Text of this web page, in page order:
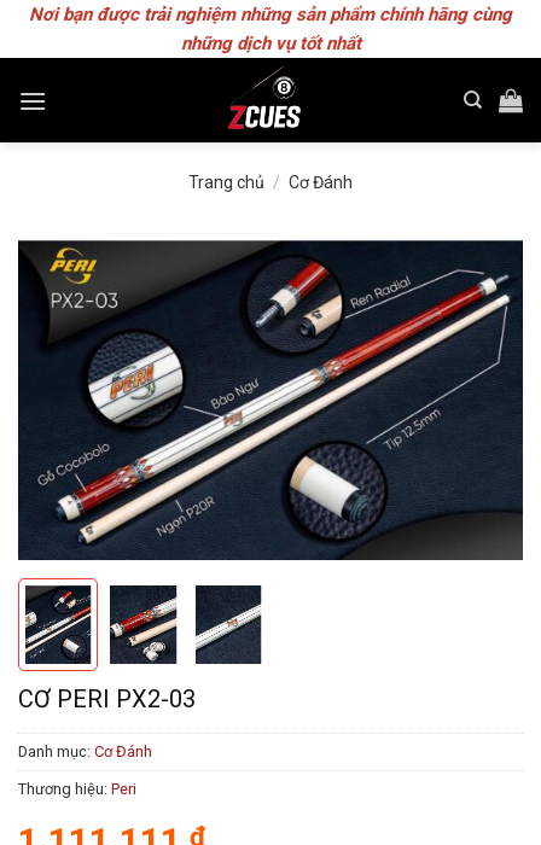
SkipNơi bạn được trải nghiệm những sản phẩm chính hãng cùng
những dịch vụ tốt nhất
Trang chủ / Cơ Đánh
CƠ PERI PX2-03
Danh mục: Cơ Đánh
Thương hiệu: Peri
₫